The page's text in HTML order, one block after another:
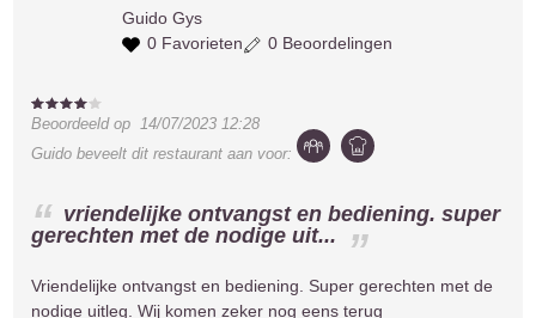
Guido Gys
0 Favorieten
0 Beoordelingen
Beoordeeld op14/07/2023 12:28
Guido beveelt dit restaurant aan voor:
vriendelijke ontvangst en bediening. super
gerechten met de nodige uit...
Vriendelijke ontvangst en bediening. Super gerechten met de
nodige uitleg. Wij komen zeker nog eens terug